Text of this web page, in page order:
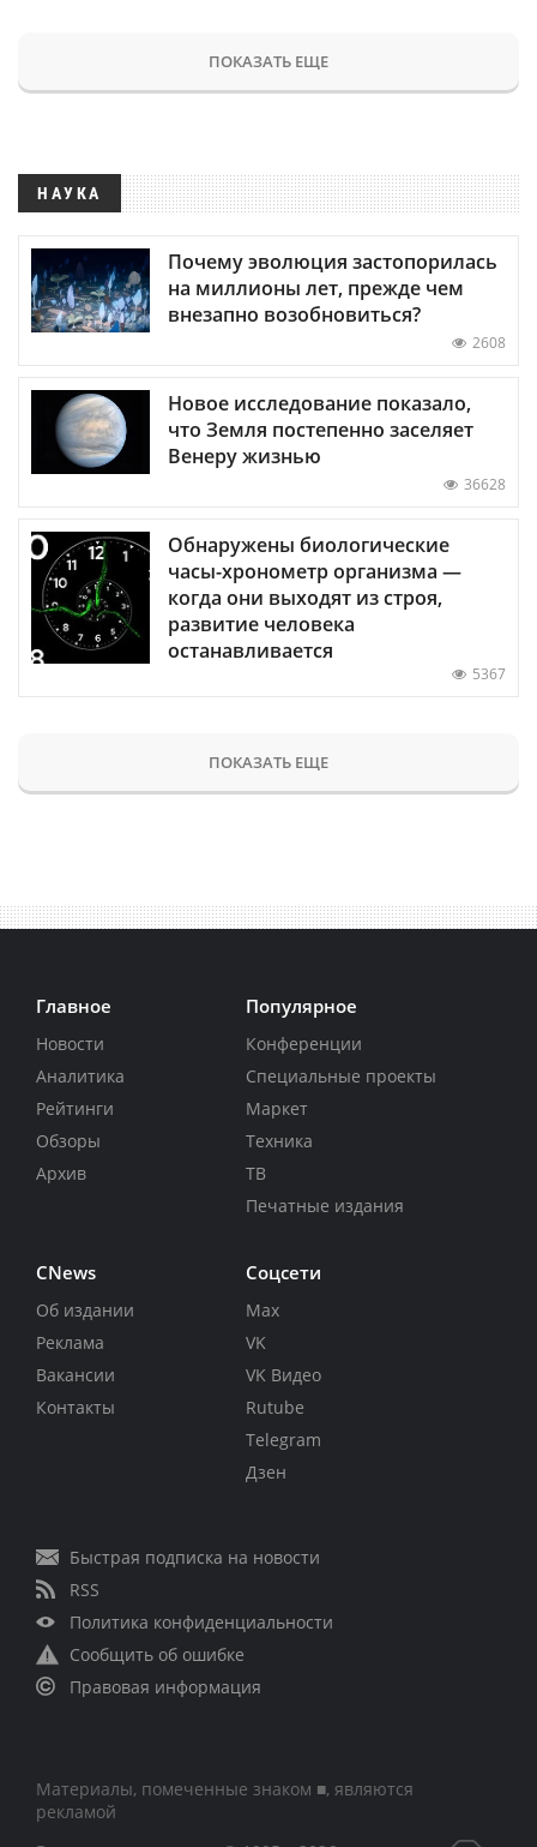
ПОКАЗАТЬ ЕЩЕ
НАУКА
Почему эволюция застопорилась
на миллионы лет, прежде чем
внезапно возобновиться?
2608
Новое исследование показало,
что Земля постепенно заселяет
Венеру жизнью
36628
Обнаружены биологические
часы-хронометр организма —
когда они выходят из строя,
развитие человека
останавливается
5367
ПОКАЗАТЬ ЕЩЕ
Главное
Новости
Аналитика
Рейтинги
Обзоры
Архив
Популярное
Конференции
Специальные проекты
Маркет
Техника
ТВ
Печатные издания
CNews
Об издании
Реклама
Вакансии
Контакты
Соцсети
Max
VK
VK Видео
Rutube
Telegram
Дзен
Быстрая подписка на новости
RSS
Политика конфиденциальности
Сообщить об ошибке
Правовая информация
Материалы, помеченные знаком ■, являются
рекламой